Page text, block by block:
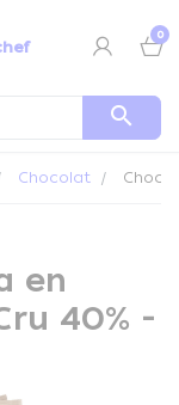
0
search
Chocolat
en
40% -